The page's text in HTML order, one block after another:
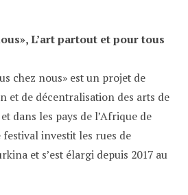
L’art partout et pour tous
chez nous» est un projet de
et de décentralisation des arts de
dans les pays de l’Afrique de
festival investit les rues de
et s’est élargi depuis 2017 au